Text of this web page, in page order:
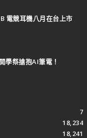
電競耳機八月在台上市
學祭搶抱AI筆電！
7
18,234
18,241